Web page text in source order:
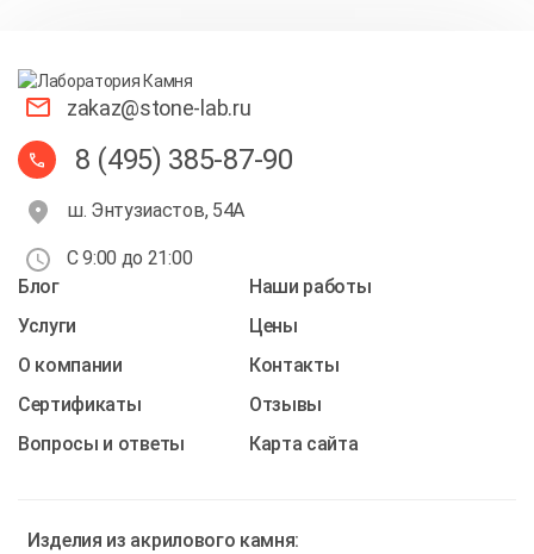
zakaz@stone-lab.ru
8 (495) 385-87-90
ш. Энтузиастов, 54А
С 9:00 до 21:00
Блог
Наши работы
Услуги
Цены
О компании
Контакты
Cертификаты
Отзывы
Вопросы и ответы
Карта сайта
Изделия из акрилового камня: